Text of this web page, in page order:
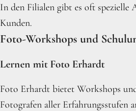
In den Filialen gibt es oft spezielle
Kunden.
Foto-Workshops und
Lernen mit Foto Erhardt
Foto Erhardt bietet Workshops
Fotografen aller Erfahrungsstufen